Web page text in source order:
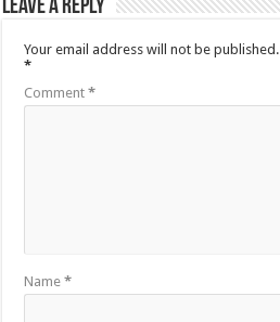
Leave a Reply
Your email address will not be published.
*
Comment*
Name*